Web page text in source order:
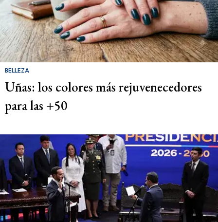
BELLEZA
Uñas: los colores más rejuvenecedores
para las +50